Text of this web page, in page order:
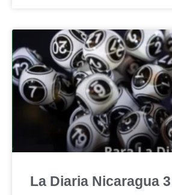
La Diaria Nicaragua